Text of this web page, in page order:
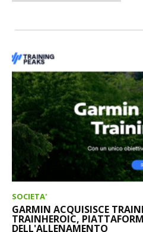
SOCIETA'
GARMIN ACQUISISCE
TRAINHEROIC,
DELL'ALLENAMENTO